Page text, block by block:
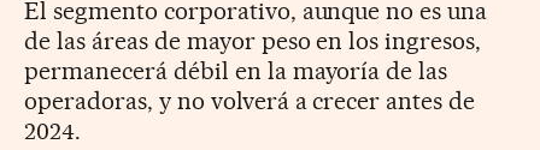
El segmento corporativo, aunque no es una
de las áreas de mayor peso en los ingresos,
permanecerá débil en la mayoría de las
operadoras, y no volverá a crecer antes de
2024.